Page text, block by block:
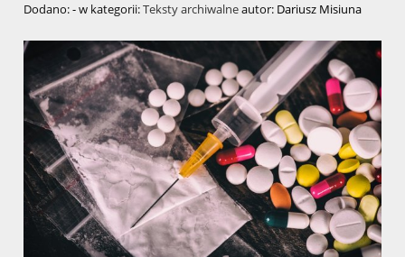
Dodano:-w kategorii:Teksty archiwalneautor: Dariusz Misiuna